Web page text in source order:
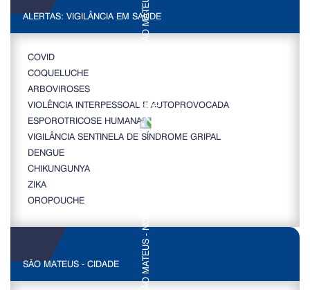
ALERTAS: VIGILÂNCIA EM SAÚDE
COVID
COQUELUCHE
ARBOVIROSES
VIOLÊNCIA INTERPESSOAL E AUTOPROVOCADA
ESPOROTRICOSE HUMANA
VIGILÂNCIA SENTINELA DE SÍNDROME GRIPAL
DENGUE
CHIKUNGUNYA
ZIKA
OROPOUCHE
SÃO MATEUS - CIDADE